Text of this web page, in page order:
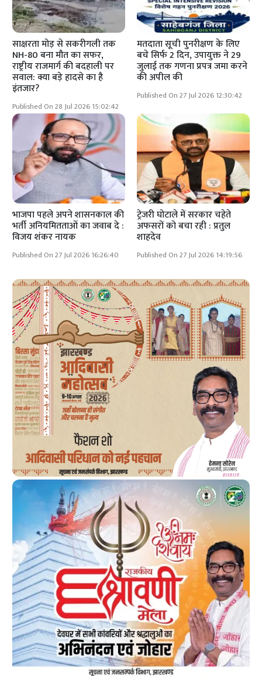
साक्षरता मोड़ से सकरीगली तक
NH-80 बना मौत का सफर,
राष्ट्रीय राजमार्ग की बदहाली पर
सवाल: क्या बड़े हादसे का है
इंतजार?
Published On 28 Jul 2026 15:02:42
मतदाता सूची पुनरीक्षण के लिए
बचे सिर्फ 2 दिन, उपायुक्त ने 29
जुलाई तक गणना प्रपत्र जमा करने
की अपील की
Published On 27 Jul 2026 12:30:42
भाजपा पहले अपने शासनकाल की
भर्ती अनियमितताओं का जवाब दे :
विजय शंकर नायक
Published On 27 Jul 2026 16:26:40
ट्रेजरी घोटाले में सरकार चहेते
अफसरों को बचा रही : प्रतुल
शाहदेव
Published On 27 Jul 2026 14:19:56